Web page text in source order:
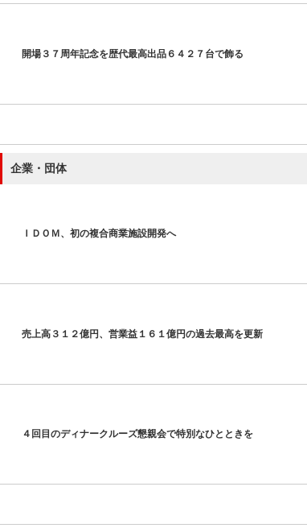
開場３７周年記念を歴代最高出品６４２７台で飾る
企業・団体
ＩＤＯＭ、初の複合商業施設開発へ
売上高３１２億円、営業益１６１億円の過去最高を更新
４回目のディナークルーズ懇親会で特別なひとときを